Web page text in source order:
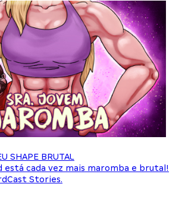
SHAPE BRUTAL
está cada vez mais maromba e brutal!
Stories.